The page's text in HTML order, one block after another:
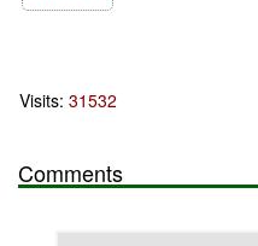
Visits: 31532
Comments